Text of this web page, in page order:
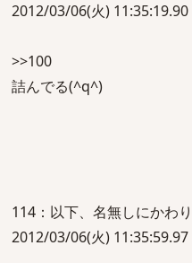
2012/03/06(火)
>>100
詰んでる(^q^)
114：以下、名無しにかわ
2012/03/06(火)